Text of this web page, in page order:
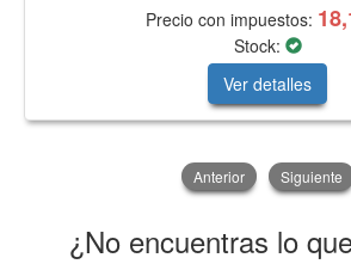
Precio con impuestos:
Stock:
Ver detalles
Anterior Siguiente
¿No encuentras lo